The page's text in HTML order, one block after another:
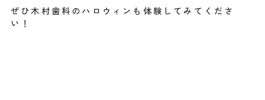
ぜひ木村歯科のハロウィンも体験してみてくださ
い！